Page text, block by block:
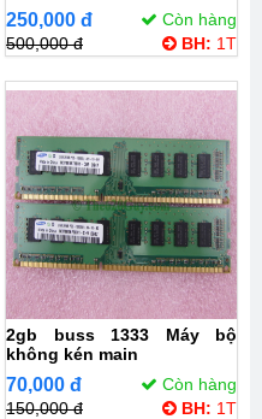
250,000 đ
Còn hàng
500,000 đ
BH: 1T
2gb buss 1333 Máy bộ
không kén main
70,000 đ
Còn hàng
150,000 đ
BH: 1T